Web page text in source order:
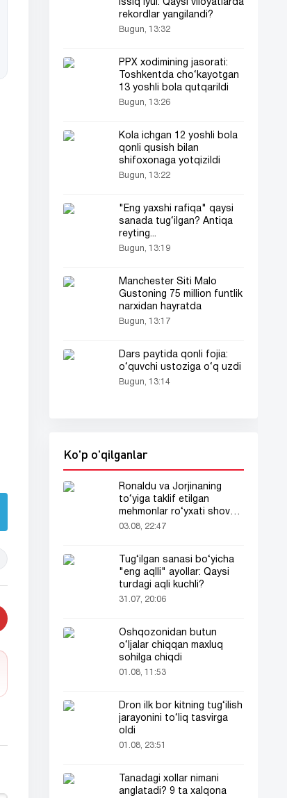
issiq iyul: Qaysi viloyatlarda
rekordlar yangilandi?
Bugun, 13:32
PPX xodimining jasorati:
Toshkentda cho‘kayotgan
13 yoshli bola qutqarildi
Bugun, 13:26
Kola ichgan 12 yoshli bola
qonli qusish bilan
shifoxonaga yotqizildi
Bugun, 13:22
"Eng yaxshi rafiqa" qaysi
sanada tug‘ilgan? Antiqa
reyting...
Bugun, 13:19
Manchester Siti Malo
Gustoning 75 million funtlik
narxidan hayratda
Bugun, 13:17
Dars paytida qonli fojia:
o‘quvchi ustoziga o‘q uzdi
Bugun, 13:14
Ko'p o'qilganlar
Ronaldu va Jorjinaning
to‘yiga taklif etilgan
mehmonlar ro‘yxati shov-
shuvda
03.08, 22:47
Tug‘ilgan sanasi bo‘yicha
"eng aqlli" ayollar: Qaysi
turdagi aqli kuchli?
31.07, 20:06
Oshqozonidan butun
o‘ljalar chiqqan maxluq
sohilga chiqdi
01.08, 11:53
Dron ilk bor kitning tug‘ilish
jarayonini to‘liq tasvirga
oldi
01.08, 23:51
Tanadagi xollar nimani
anglatadi? 9 ta xalqona